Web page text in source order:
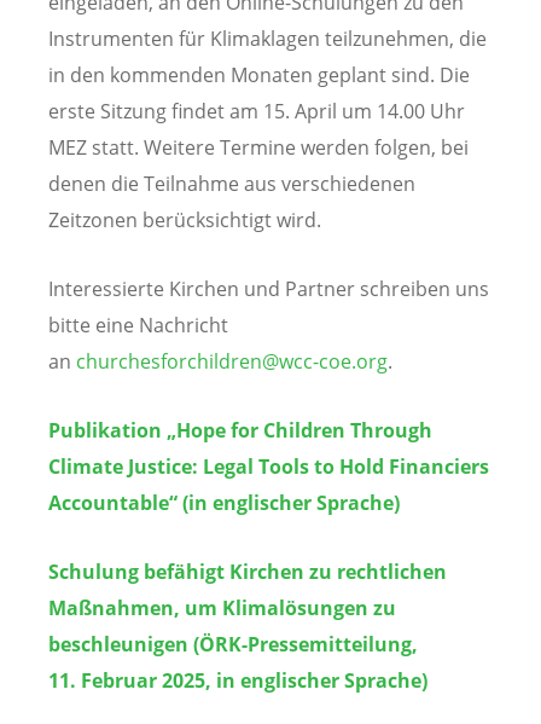
Instrumenten für Klimaklagen teilzunehmen, die
in den kommenden Monaten geplant sind. Die
erste Sitzung findet am 15. April um 14.00 Uhr
MEZ statt. Weitere Termine werden folgen, bei
denen die Teilnahme aus verschiedenen
Zeitzonen berücksichtigt wird.
Interessierte Kirchen und Partner schreiben uns
bitte eine Nachricht
an churchesforchildren@wcc-coe.org.
Publikation „Hope for Children Through
Climate Justice: Legal Tools to Hold Financiers
Accountable“ (in englischer Sprache)
Schulung befähigt Kirchen zu rechtlichen
Maßnahmen, um Klimalösungen zu
beschleunigen (ÖRK-Pressemitteilung,
11. Februar 2025, in englischer Sprache)